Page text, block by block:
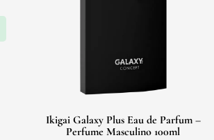
Ikigai Galaxy Plus Eau de Parfum –
Perfume Masculino 100ml